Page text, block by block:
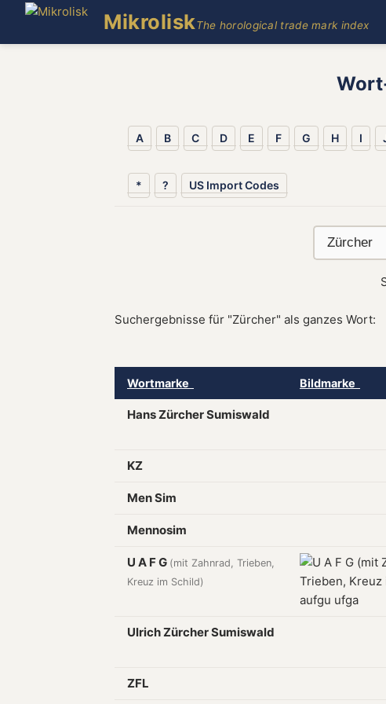
MikroliskThe horological trade mark index
A B C D E F G H I
* ? US Import Codes
Suchergebnisse für "Zürcher" als ganzes Wort:
Wortmarke Bildmarke
Hans Zürcher Sumiswald
KZ
Men Sim
Mennosim
U A F G (mit Zahnrad, Trieben,
Kreuz im Schild)
Ulrich Zürcher Sumiswald
ZFL